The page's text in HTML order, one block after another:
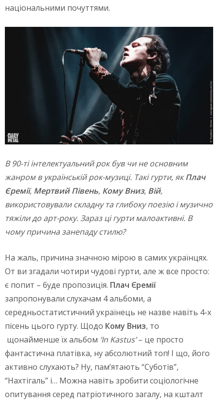
національними почуттями.
В 90-ті інтелектуальний рок був чи не основним
жанром в українській рок-музиці. Такі гурти, якПлач
Єремії, Мертвий Півень, Кому Вниз, Вій,
використовували складну та глибоку поезію і музично
тяжіли до арт-року. Зараз ці гурти малоактивні. В
чому причина занепаду стилю?
На жаль, причина значною мірою в самих українцях.
От ви згадали чотири чудові гурти, але ж все просто:
є попит – буде пропозиція. Плач Єремії
запропонували слухачам 4 альбоми, а
середньостатистичний українець не назве навіть 4-х
пісень цього гурту. Щодо Кому Вниз, то
щонайменше їх альбом ‘In Kastus’– це просто
фантастична платівка, ну абсолютний топ! І що, його
активно слухають? Ну, пам’ятають “Суботів”,
“Нахтігаль” і… Можна навіть зробити соціологічне
опитування серед патріотичного загалу, на кшталт